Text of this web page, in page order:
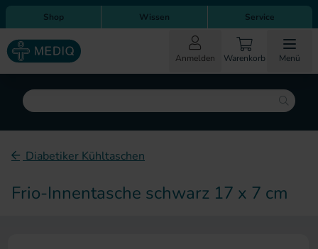
Direkt zum Inhalt
Direkt zur Hauptnavigation
Shop Wissen Service
Anmelden Warenkorb Menü
Suche
Diabetiker Kühltaschen
Frio-Innentasche schwarz 17 x 7 cm